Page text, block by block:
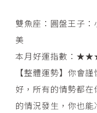
雙魚座：圓盤王子
美
本月好運指數：
【整體運勢】你會
好，所有的情勢都
的情況發生，你也能